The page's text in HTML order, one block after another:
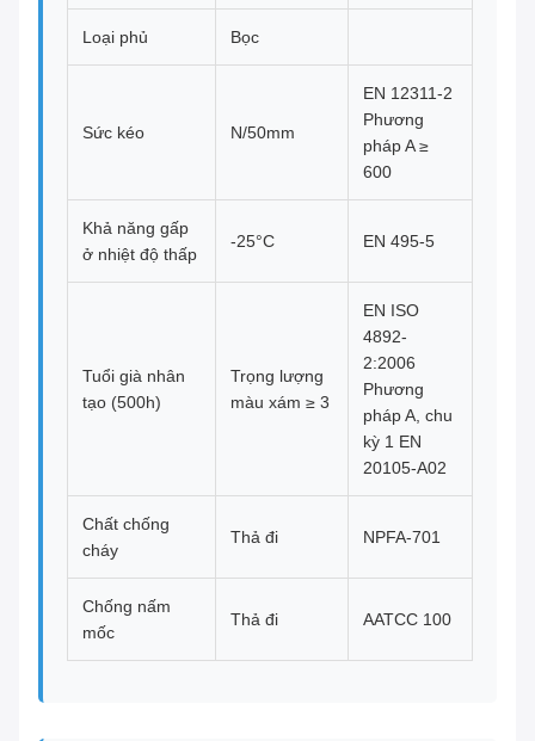
Loại phủ Bọc
Sức kéo N/50mm
EN 12311-2
Phương
pháp A ≥
600
Khả năng gấp
ở nhiệt độ thấp
-25°C EN 495-5
Tuổi già nhân
tạo (500h)
Trọng lượng
màu xám ≥ 3
EN ISO
4892-
2:2006
Phương
pháp A, chu
kỳ 1 EN
20105-A02
Chất chống
cháy
Thả đi NPFA-701
Chống nấm
mốc
Thả đi AATCC 100